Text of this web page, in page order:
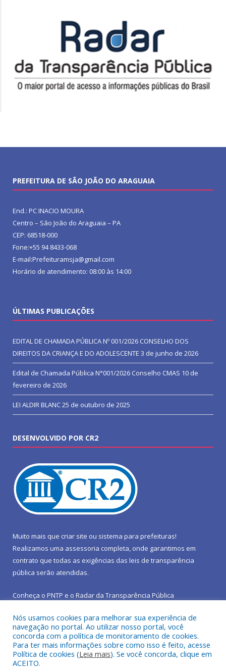
PREFEITURA DE SÃO JOÃO DO ARAGUAIA
End.: PC INACIO MOURA
Centro – São João do Araguaia – PA
CEP: 68518-000
Fone:+55 94 8433-068
E-mail:Prefeituramsja@gmail.com
Horário de atendimento: 08:00 às 14:00
ÚLTIMAS PUBLICAÇÕES
EDITAL DE CHAMADA PÚBLICA Nº 001/2026 CONSELHO DOS
DIREITOS DA CRIANÇA E DO ADOLESCENTE 3 de junho de 2026
Edital de Chamada Pública N°001/2026 Conselho CMAS 10 de
fevereiro de 2026
LEI ALDIR BLANC25 de outubro de 2025
DESENVOLVIDO POR CR2
Muito mais que criar site ou sistema para prefeituras!
Realizamos uma assessoria completa, onde garantimos em
contrato que todas as exigências das leis de transparência
pública serão atendidas.
Conheça o PNTP e o Radar da Transparência Pública
Todos os direitos reservados a Prefeitura Municipal de São João
do Araguaia.
Nós usamos cookies para melhorar sua experiência de
navegação no portal. Ao utilizar nosso portal, você
concorda com a política de monitoramento de cookies.
Para ter mais informações sobre como isso é feito, acesse
Política de cookies (Leia mais). Se você concorda, clique em
ACEITO.